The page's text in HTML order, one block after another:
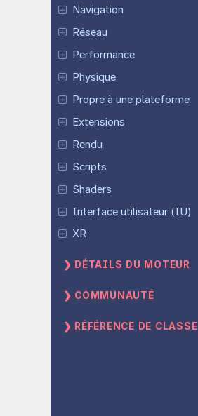
Navigation
Réseau
Performance
Physique
Propre à une plateforme
Extensions
Rendu
Scripts
Shaders
Interface utilisateur (IU)
XR
DÉTAILS DU MOTEUR
COMMUNAUTÉ
RÉFÉRENCE DE CLASSE